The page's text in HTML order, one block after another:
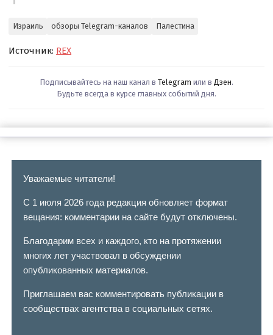
Израиль обзоры Telegram-каналов Палестина
Источник: REX
Подписывайтесь на наш канал в Telegram или в Дзен.
Будьте всегда в курсе главных событий дня.
Уважаемые читатели!
С 1 июля 2026 года редакция обновляет формат
вещания: комментарии на сайте будут отключены.
Благодарим всех и каждого, кто на протяжении
многих лет участвовал в обсуждении
опубликованных материалов.
Приглашаем вас комментировать публикации в
сообществах агентства в социальных сетях.